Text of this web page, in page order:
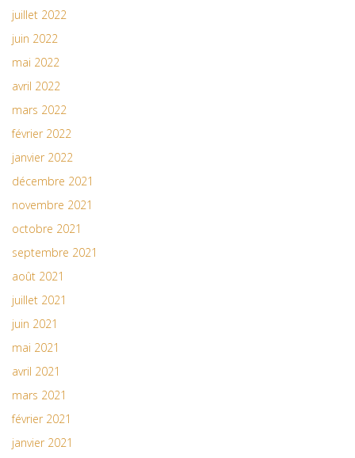
juillet 2022
juin 2022
mai 2022
avril 2022
mars 2022
février 2022
janvier 2022
décembre 2021
novembre 2021
octobre 2021
septembre 2021
août 2021
juillet 2021
juin 2021
mai 2021
avril 2021
mars 2021
février 2021
janvier 2021